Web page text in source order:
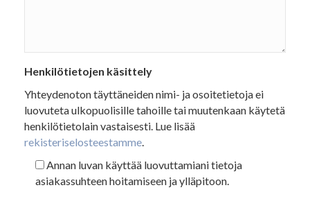
Henkilötietojen käsittely
Yhteydenoton täyttäneiden nimi- ja osoitetietoja ei
luovuteta ulkopuolisille tahoille tai muutenkaan käytetä
henkilötietolain vastaisesti. Lue lisää
rekisteriselosteestamme
Annan luvan käyttää luovuttamiani tietoja
asiakassuhteen hoitamiseen ja ylläpitoon.